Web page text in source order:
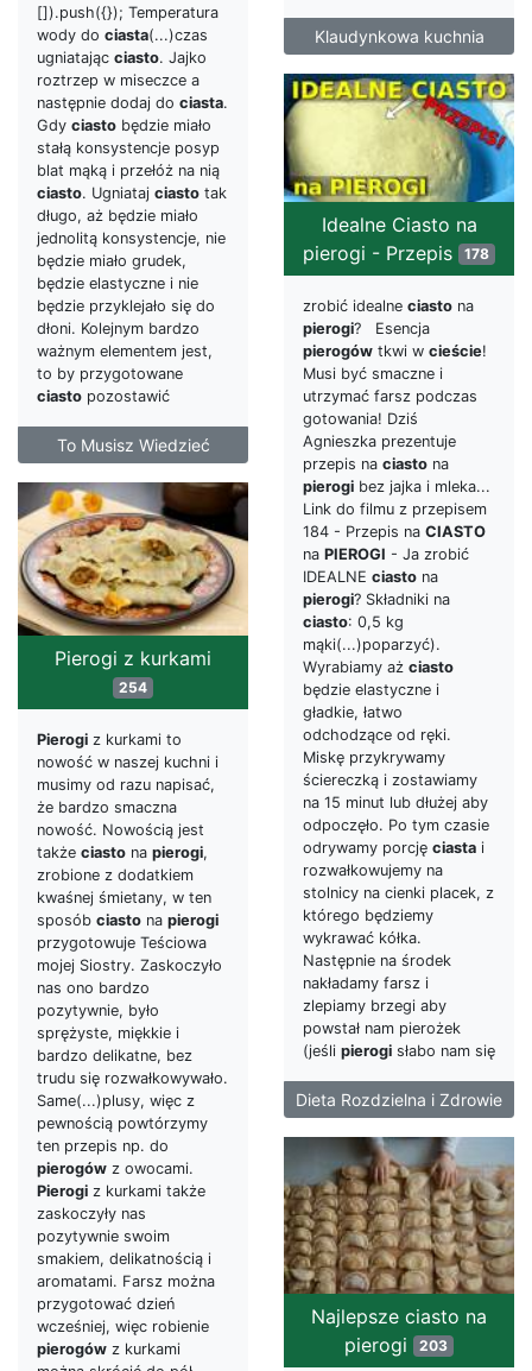
Klaudynkowa kuchnia
[]).push({}); Temperatura
wody do ciasta(...)czas
ugniatając ciasto. Jajko
roztrzep w miseczce a
następnie dodaj do ciasta.
Gdy ciasto będzie miało
stałą konsystencje posyp
blat mąką i przełóż na nią
ciasto. Ugniataj ciasto tak
długo, aż będzie miało
jednolitą konsystencje, nie
będzie miało grudek,
będzie elastyczne i nie
będzie przyklejało się do
dłoni. Kolejnym bardzo
ważnym elementem jest,
to by przygotowane
ciasto pozostawić
To Musisz Wiedzieć
Idealne Ciasto na
pierogi - Przepis 178
zrobić idealne ciasto na
pierogi? Esencja
pierogów tkwi w cieście!
Musi być smaczne i
utrzymać farsz podczas
gotowania! Dziś
Agnieszka prezentuje
przepis na ciasto na
pierogi bez jajka i mleka...
Link do filmu z przepisem
184 - Przepis na CIASTO
na PIEROGI - Ja zrobić
IDEALNE ciasto na
pierogi? Składniki na
ciasto: 0,5 kg
mąki(...)poparzyć).
Wyrabiamy aż ciasto
będzie elastyczne i
gładkie, łatwo
odchodzące od ręki.
Miskę przykrywamy
ściereczką i zostawiamy
na 15 minut lub dłużej aby
odpoczęło. Po tym czasie
odrywamy porcję ciasta i
rozwałkowujemy na
stolnicy na cienki placek, z
którego będziemy
wykrawać kółka.
Następnie na środek
nakładamy farsz i
zlepiamy brzegi aby
powstał nam pierożek
(jeśli pierogi słabo nam się
Dieta Rozdzielna i Zdrowie
Pierogi z kurkami
254
Pierogi z kurkami to
nowość w naszej kuchni i
musimy od razu napisać,
że bardzo smaczna
nowość. Nowością jest
także ciasto na pierogi,
zrobione z dodatkiem
kwaśnej śmietany, w ten
sposób ciasto na pierogi
przygotowuje Teściowa
mojej Siostry. Zaskoczyło
nas ono bardzo
pozytywnie, było
sprężyste, miękkie i
bardzo delikatne, bez
trudu się rozwałkowywało.
Same(...)plusy, więc z
pewnością powtórzymy
ten przepis np. do
pierogów z owocami.
Pierogi z kurkami także
zaskoczyły nas
pozytywnie swoim
smakiem, delikatnością i
aromatami. Farsz można
przygotować dzień
wcześniej, więc robienie
pierogów z kurkami
Najlepsze ciasto na
pierogi 203